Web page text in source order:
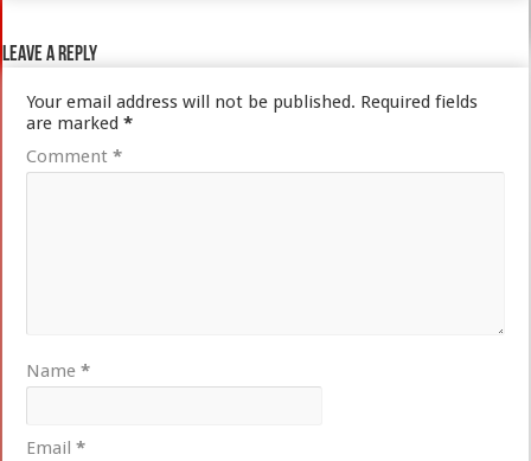
Leave a Reply
Your email address will not be published. Required fields
are marked*
Comment*
Name*
Email*